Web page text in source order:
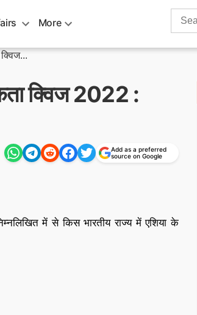
More
Search
क्विज 2022 :
Add as a preferred
source on Google
में से किस भारतीय राज्य में एशिया के